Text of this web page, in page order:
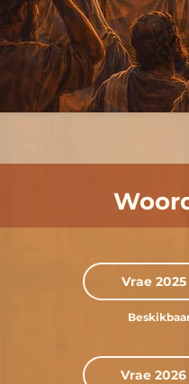
Vrae 2025
Vrae 2026